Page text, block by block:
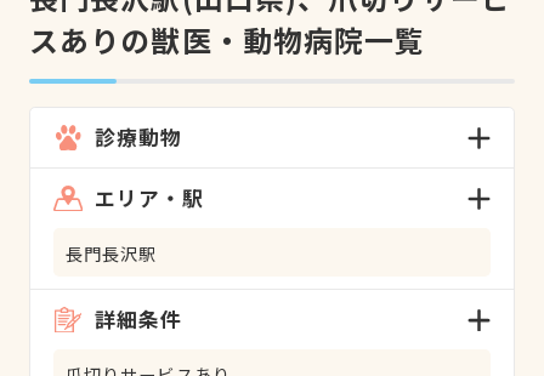
スありの獣医・動物病院一覧
診療動物
エリア・駅
長門長沢駅
詳細条件